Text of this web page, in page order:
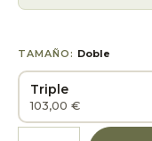
TAMAÑO: Doble
Triple
103,00 €